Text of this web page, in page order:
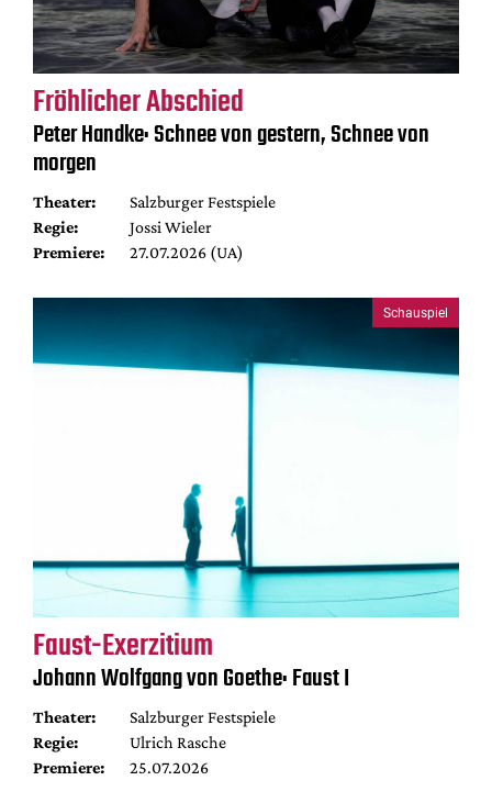
Fröhlicher Abschied
Peter Handke: Schnee von gestern, Schnee von
morgen
Theater:
Salzburger Festspiele
Regie:
Jossi Wieler
Premiere:
27.07.2026 (UA)
Schauspiel
Faust-Exerzitium
Johann Wolfgang von Goethe: Faust I
Theater:
Salzburger Festspiele
Regie:
Ulrich Rasche
Premiere:
25.07.2026